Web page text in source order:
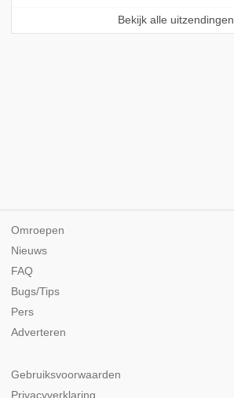
Bekijk alle uitzendingen
Omroepen
Nieuws
FAQ
Bugs/Tips
Pers
Adverteren
Gebruiksvoorwaarden
Privacyverklaring